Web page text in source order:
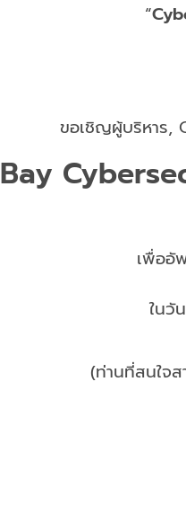
“
ขอเชิญผู้บริหาร,
Bay
เพื่ออั
ในวั
(ท่านที่สนใจ